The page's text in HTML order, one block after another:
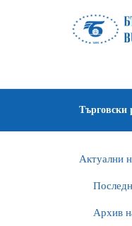
Търговски
Актуални
Архив